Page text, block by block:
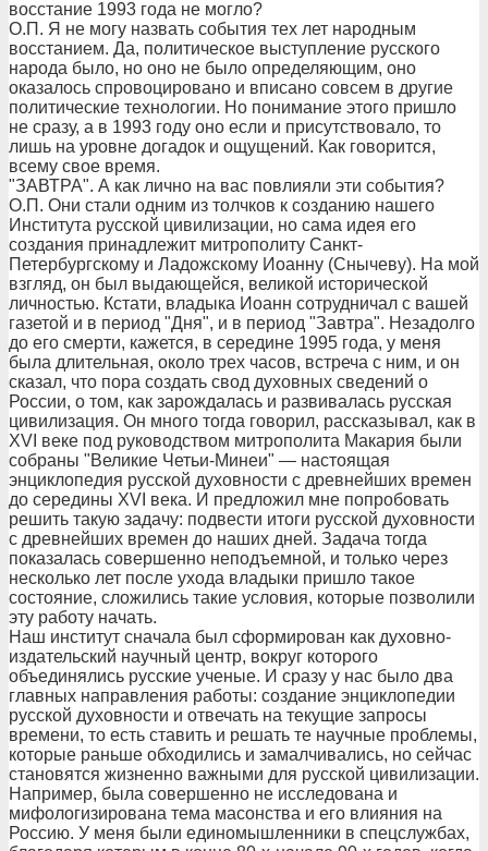
восстание 1993 года не могло?
О.П. Я не могу назвать события тех лет народным
восстанием. Да, политическое выступление русского
народа было, но оно не было определяющим, оно
оказалось спровоцировано и вписано совсем в другие
политические технологии. Но понимание этого пришло
не сразу, а в 1993 году оно если и присутствовало, то
лишь на уровне догадок и ощущений. Как говорится,
всему свое время.
"ЗАВТРА". А как лично на вас повлияли эти события?
О.П. Они стали одним из толчков к созданию нашего
Института русской цивилизации, но сама идея его
создания принадлежит митрополиту Санкт-
Петербургскому и Ладожскому Иоанну (Снычеву). На мой
взгляд, он был выдающейся, великой исторической
личностью. Кстати, владыка Иоанн сотрудничал с вашей
газетой и в период "Дня", и в период "Завтра". Незадолго
до его смерти, кажется, в середине 1995 года, у меня
была длительная, около трех часов, встреча с ним, и он
сказал, что пора создать свод духовных сведений о
России, о том, как зарождалась и развивалась русская
цивилизация. Он много тогда говорил, рассказывал, как в
XVI веке под руководством митрополита Макария были
собраны "Великие Четьи-Минеи" — настоящая
энциклопедия русской духовности с древнейших времен
до середины XVI века. И предложил мне попробовать
решить такую задачу: подвести итоги русской духовности
с древнейших времен до наших дней. Задача тогда
показалась совершенно неподъемной, и только через
несколько лет после ухода владыки пришло такое
состояние, сложились такие условия, которые позволили
эту работу начать.
Наш институт сначала был сформирован как духовно-
издательский научный центр, вокруг которого
объединялись русские ученые. И сразу у нас было два
главных направления работы: создание энциклопедии
русской духовности и отвечать на текущие запросы
времени, то есть ставить и решать те научные проблемы,
которые раньше обходились и замалчивались, но сейчас
становятся жизненно важными для русской цивилизации.
Например, была совершенно не исследована и
мифологизирована тема масонства и его влияния на
Россию. У меня были единомышленники в спецслужбах,